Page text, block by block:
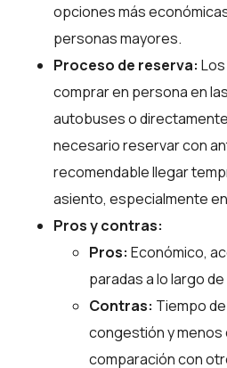
opciones más
personas mayores.
Proceso de reserva:
comprar en persona en
autobuses o
necesario reservar con
recomendable llegar
asiento, especialmente
Pros y contras:
Pros: Económico,
paradas a lo largo de
Contras: Tiempo
congestión y menos
comparación con